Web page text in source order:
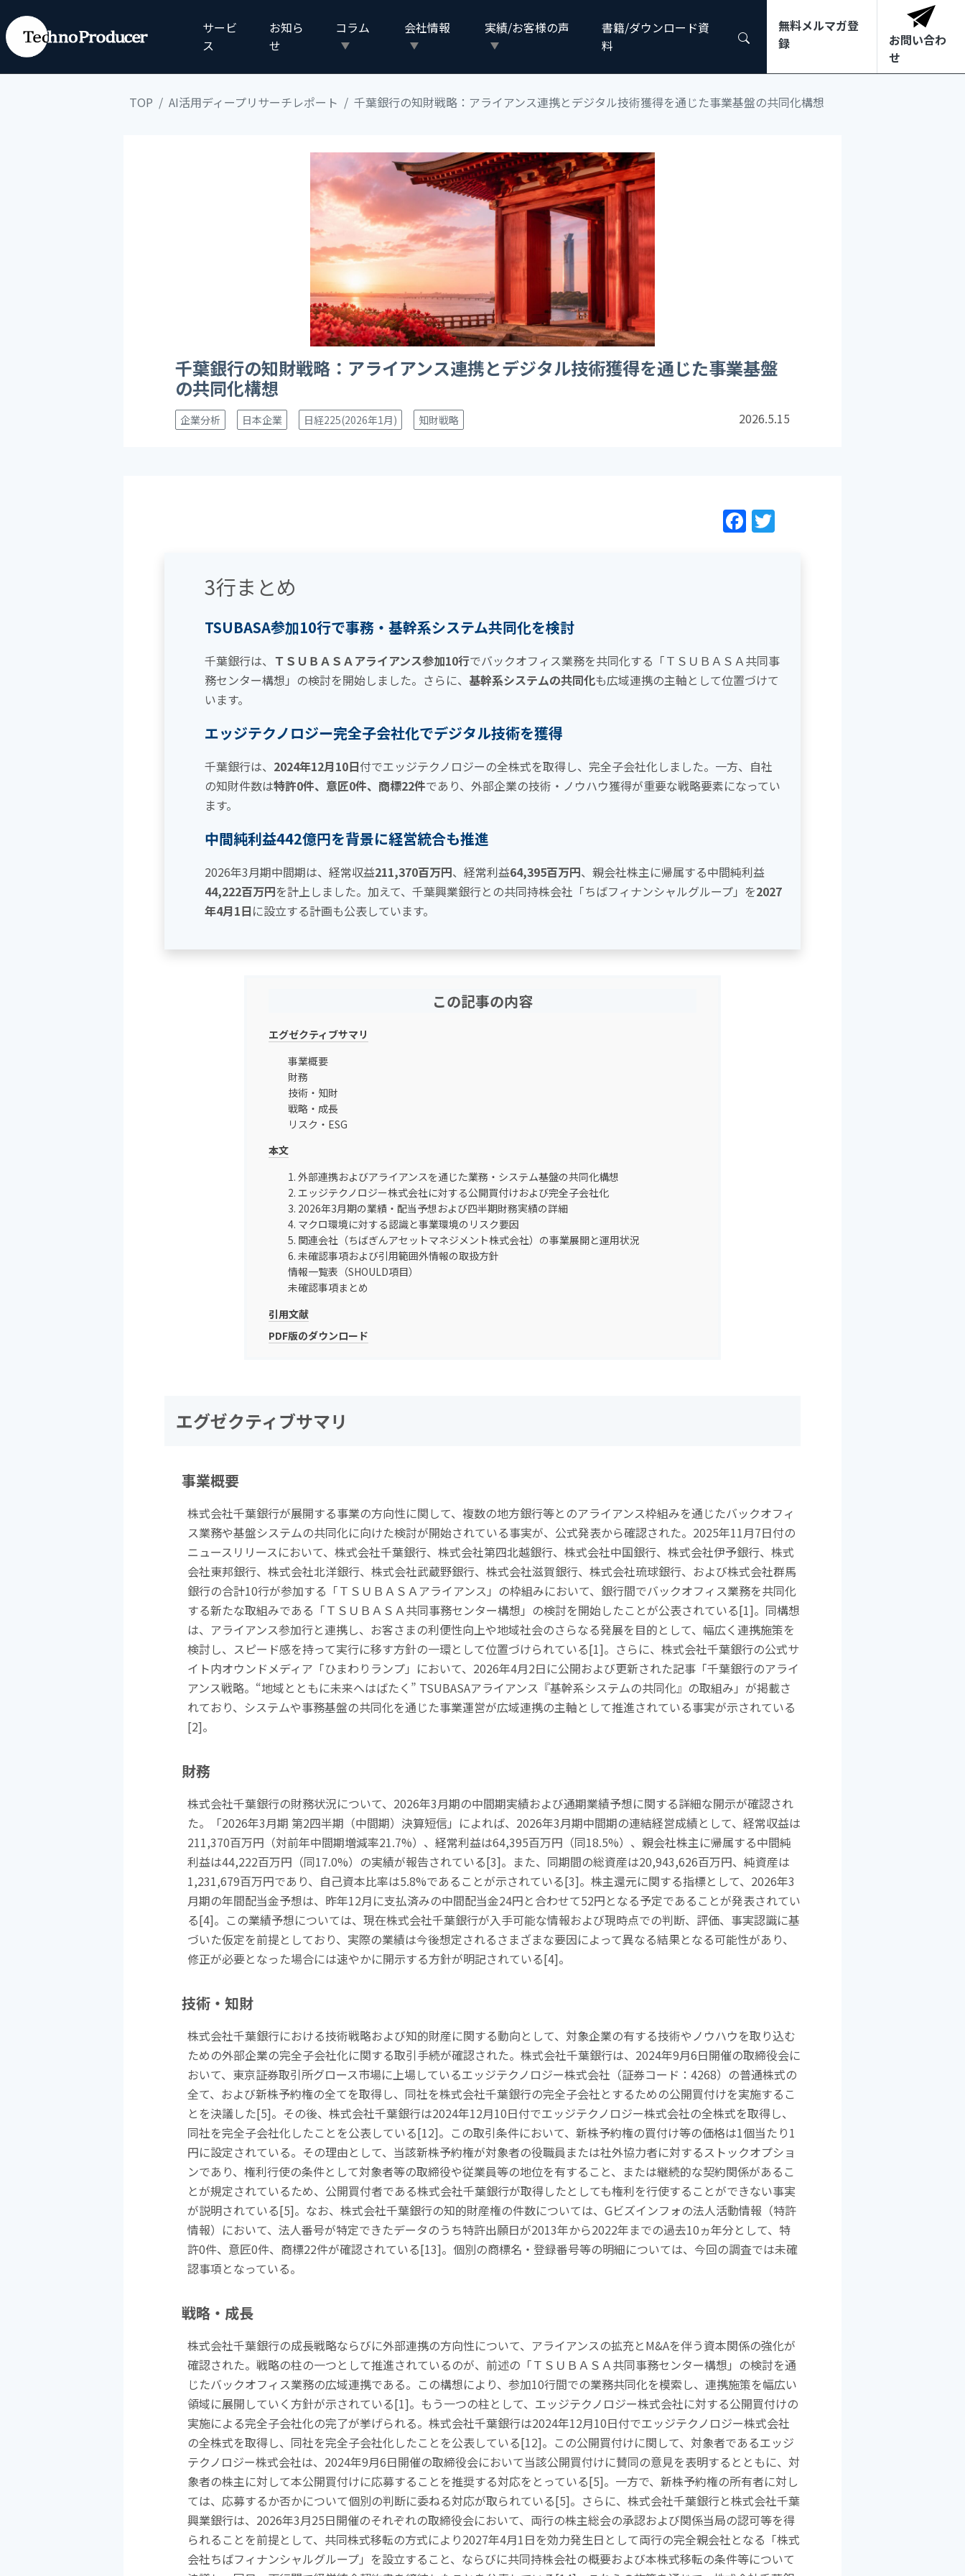
サービ
ス
お知ら
せ
コラム 会社情報 実績/お客様の声
書籍/ダウンロード資
料
無料メルマガ登
録
お問い合わ
せ
TOP AI活用ディープリサーチレポート 千葉銀行の知財戦略：アライアンス連携とデジタル技術獲得を通じた事業基盤の共同化構想
千葉銀行の知財戦略：アライアンス連携とデジタル技術獲得を通じた事業基盤
の共同化構想
企業分析 日本企業 日経225(2026年1月) 知財戦略 2026.5.15
F
a
o
k
3行まとめ
TSUBASA参加10行で事務・基幹系システム共同化を検討
千葉銀行は、 ＴＳＵＢＡＳＡアライアンス参加10行でバックオフィス業務を共同化する「ＴＳＵＢＡＳＡ共同事
務センター構想」の検討を開始しました。さらに、 基幹系システムの共同化も広域連携の主軸として位置づけて
います。
エッジテクノロジー完全子会社化でデジタル技術を獲得
千葉銀行は、 2024年12月10日付でエッジテクノロジーの全株式を取得し、完全子会社化しました。一方、自社
の知財件数は特許0件、意匠0件、商標22件であり、外部企業の技術・ノウハウ獲得が重要な戦略要素になってい
ます。
中間純利益442億円を背景に経営統合も推進
2026年3月期中間期は、経常収益211,370百万円、経常利益64,395百万円、親会社株主に帰属する中間純利益
44,222百万円を計上しました。加えて、千葉興業銀行との共同持株会社「ちばフィナンシャルグループ」を2027
年4月1日に設立する計画も公表しています。
この記事の内容
エグゼクティブサマリ
事業概要
財務
技術・知財
戦略・成長
リスク・ESG
本文
1. 外部連携およびアライアンスを通じた業務・システム基盤の共同化構想
2. エッジテクノロジー株式会社に対する公開買付けおよび完全子会社化
3. 2026年3月期の業績・配当予想および四半期財務実績の詳細
4. マクロ環境に対する認識と事業環境のリスク要因
5. 関連会社（ちばぎんアセットマネジメント株式会社）の事業展開と運用状況
6. 未確認事項および引用範囲外情報の取扱方針
情報一覧表（SHOULD項目）
未確認事項まとめ
引用文献
PDF版のダウンロード
エグゼクティブサマリ
事業概要
株式会社千葉銀行が展開する事業の方向性に関して、複数の地方銀行等とのアライアンス枠組みを通じたバックオフィ
ス業務や基盤システムの共同化に向けた検討が開始されている事実が、公式発表から確認された。 2025年11月7日付の
ニュースリリースにおいて、株式会社千葉銀行、株式会社第四北越銀行、株式会社中国銀行、株式会社伊予銀行、株式
会社東邦銀行、株式会社北洋銀行、株式会社武蔵野銀行、株式会社滋賀銀行、株式会社琉球銀行、および株式会社群馬
銀行の合計10行が参加する「ＴＳＵＢＡＳＡアライアンス」の枠組みにおいて、銀行間でバックオフィス業務を共同化
する新たな取組みである「ＴＳＵＢＡＳＡ共同事務センター構想」の検討を開始したことが公表されている[1]。同構想
は、アライアンス参加行と連携し、お客さまの利便性向上や地域社会のさらなる発展を目的として、幅広く連携施策を
検討し、スピード感を持って実行に移す方針の一環として位置づけられている[1]。さらに、株式会社千葉銀行の公式サ
イト内オウンドメディア「ひまわりランプ」において、 2026年4月2日に公開および更新された記事「千葉銀行のアライ
アンス戦略。 “地域とともに未来へはばたく ” TSUBASAアライアンス『基幹系システムの共同化』の取組み」が掲載さ
れており、システムや事務基盤の共同化を通じた事業運営が広域連携の主軸として推進されている事実が示されている
[2]。
財務
株式会社千葉銀行の財務状況について、 2026年3月期の中間期実績および通期業績予想に関する詳細な開示が確認され
た。「2026年3月期 第2四半期（中間期）決算短信」によれば、 2026年3月期中間期の連結経営成績として、経常収益は
211,370百万円（対前年中間期増減率21.7%）、経常利益は64,395百万円（同18.5%）、親会社株主に帰属する中間純
利益は44,222百万円（同17.0%）の実績が報告されている[3]。また、同期間の総資産は20,943,626百万円、純資産は
1,231,679百万円であり、自己資本比率は5.8%であることが示されている[3]。株主還元に関する指標として、 2026年3
月期の年間配当金予想は、昨年12月に支払済みの中間配当金24円と合わせて52円となる予定であることが発表されてい
る[4]。この業績予想については、現在株式会社千葉銀行が入手可能な情報および現時点での判断、評価、事実認識に基
づいた仮定を前提としており、実際の業績は今後想定されるさまざまな要因によって異なる結果となる可能性があり、
修正が必要となった場合には速やかに開示する方針が明記されている[4]。
技術・知財
株式会社千葉銀行における技術戦略および知的財産に関する動向として、対象企業の有する技術やノウハウを取り込む
ための外部企業の完全子会社化に関する取引手続が確認された。株式会社千葉銀行は、 2024年9月6日開催の取締役会に
おいて、東京証券取引所グロース市場に上場しているエッジテクノロジー株式会社（証券コード： 4268）の普通株式の
全て、および新株予約権の全てを取得し、同社を株式会社千葉銀行の完全子会社とするための公開買付けを実施するこ
とを決議した[5]。その後、株式会社千葉銀行は2024年12月10日付でエッジテクノロジー株式会社の全株式を取得し、
同社を完全子会社化したことを公表している[12]。この取引条件において、新株予約権の買付け等の価格は1個当たり1
円に設定されている。その理由として、当該新株予約権が対象者の役職員または社外協力者に対するストックオプショ
ンであり、権利行使の条件として対象者等の取締役や従業員等の地位を有すること、または継続的な契約関係があるこ
とが規定されているため、公開買付者である株式会社千葉銀行が取得したとしても権利を行使することができない事実
が説明されている[5]。なお、株式会社千葉銀行の知的財産権の件数については、 Gビズインフォの法人活動情報（特許
情報）において、法人番号が特定できたデータのうち特許出願日が2013年から2022年までの過去10ヵ年分として、特
許0件、意匠0件、商標22件が確認されている[13]。個別の商標名・登録番号等の明細については、今回の調査では未確
認事項となっている。
戦略・成長
株式会社千葉銀行の成長戦略ならびに外部連携の方向性について、アライアンスの拡充とM&Aを伴う資本関係の強化が
確認された。戦略の柱の一つとして推進されているのが、前述の「ＴＳＵＢＡＳＡ共同事務センター構想」の検討を通
じたバックオフィス業務の広域連携である。この構想により、参加10行間での業務共同化を模索し、連携施策を幅広い
領域に展開していく方針が示されている[1]。もう一つの柱として、エッジテクノロジー株式会社に対する公開買付けの
実施による完全子会社化の完了が挙げられる。株式会社千葉銀行は2024年12月10日付でエッジテクノロジー株式会社
の全株式を取得し、同社を完全子会社化したことを公表している[12]。この公開買付けに関して、対象者であるエッジ
テクノロジー株式会社は、 2024年9月6日開催の取締役会において当該公開買付けに賛同の意見を表明するとともに、対
象者の株主に対して本公開買付けに応募することを推奨する対応をとっている[5]。一方で、新株予約権の所有者に対し
ては、応募するか否かについて個別の判断に委ねる対応が取られている[5]。さらに、株式会社千葉銀行と株式会社千葉
興業銀行は、 2026年3月25日開催のそれぞれの取締役会において、両行の株主総会の承認および関係当局の認可等を得
られることを前提として、共同株式移転の方式により2027年4月1日を効力発生日として両行の完全親会社となる「株式
会社ちばフィナンシャルグループ」を設立すること、ならびに共同持株会社の概要および本株式移転の条件等について